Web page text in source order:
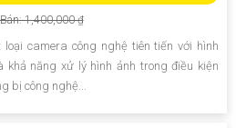
1,400,000 ₫
loại camera công nghệ tiên tiến với hình
khả năng xử lý hình ảnh trong điều kiện
bị công nghệ...